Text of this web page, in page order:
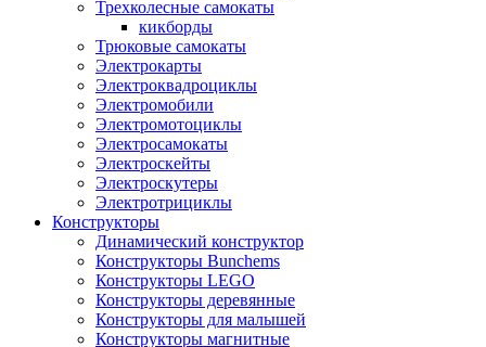
Трехколесные самокаты
кикборды
Трюковые самокаты
Электрокарты
Электроквадроциклы
Электромобили
Электромотоциклы
Электросамокаты
Электроскейты
Электроскутеры
Электротрициклы
Конструкторы
Динамический конструктор
Конструкторы Bunchems
Конструкторы LEGO
Конструкторы деревянные
Конструкторы для малышей
Конструкторы магнитные